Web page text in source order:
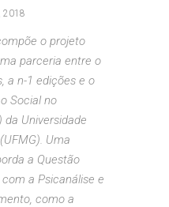
2018
o projeto
parceria entre o
a n-1 edições e o
Social no
da Universidade
Uma
a Questão
a Psicanálise e
como a